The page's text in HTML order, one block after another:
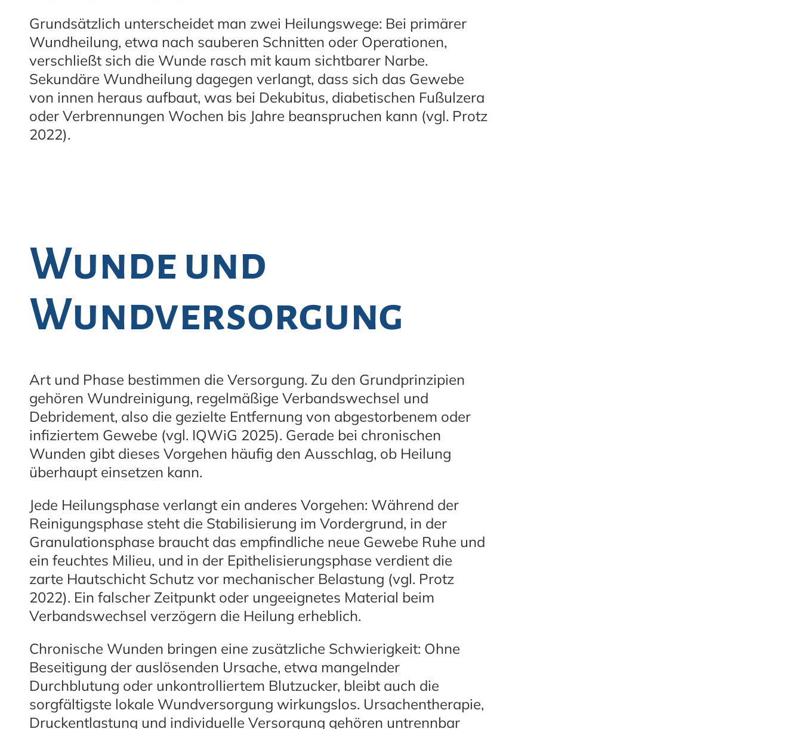
Grundsätzlich unterscheidet man zwei Heilungswege: Bei primärer
Wundheilung, etwa nach sauberen Schnitten oder Operationen,
verschließt sich die Wunde rasch mit kaum sichtbarer Narbe.
Sekundäre Wundheilung dagegen verlangt, dass sich das Gewebe
von innen heraus aufbaut, was bei Dekubitus, diabetischen Fußulzera
oder Verbrennungen Wochen bis Jahre beanspruchen kann (vgl. Protz
2022).
Wunde und
Wundversorgung
Art und Phase bestimmen die Versorgung. Zu den Grundprinzipien
gehören Wundreinigung, regelmäßige Verbandswechsel und
Debridement, also die gezielte Entfernung von abgestorbenem oder
infiziertem Gewebe (vgl. IQWiG 2025). Gerade bei chronischen
Wunden gibt dieses Vorgehen häufig den Ausschlag, ob Heilung
überhaupt einsetzen kann.
Jede Heilungsphase verlangt ein anderes Vorgehen: Während der
Reinigungsphase steht die Stabilisierung im Vordergrund, in der
Granulationsphase braucht das empfindliche neue Gewebe Ruhe und
ein feuchtes Milieu, und in der Epithelisierungsphase verdient die
zarte Hautschicht Schutz vor mechanischer Belastung (vgl. Protz
2022). Ein falscher Zeitpunkt oder ungeeignetes Material beim
Verbandswechsel verzögern die Heilung erheblich.
Chronische Wunden bringen eine zusätzliche Schwierigkeit: Ohne
Beseitigung der auslösenden Ursache, etwa mangelnder
Durchblutung oder unkontrolliertem Blutzucker, bleibt auch die
sorgfältigste lokale Wundversorgung wirkungslos. Ursachentherapie,
Druckentlastung und individuelle Versorgung gehören untrennbar